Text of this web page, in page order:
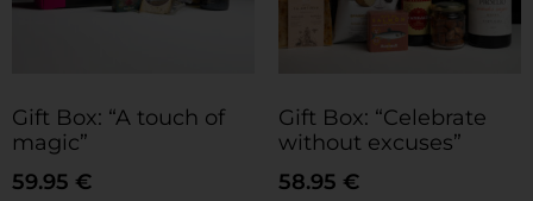
Gift Box: “A touch of
magic”
59.95 €
Gift Box: “Celebrate
without excuses”
58.95 €